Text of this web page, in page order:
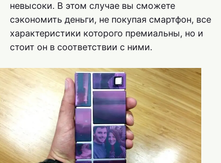
невысоки. В этом случае вы сможете
сэкономить деньги, не покупая смартфон, все
характеристики которого премиальны, но и
стоит он в соответствии с ними.